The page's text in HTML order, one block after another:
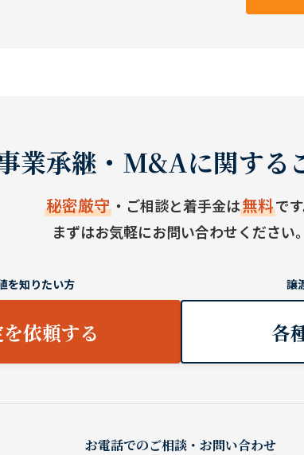
業承継・M&Aに関する
秘密厳守 ・ご相談と着手金は無料です
まずはお気軽にお問い合わせください。
を知りたい方
依頼する
譲
各
お電話でのご相談・お問い合わせ